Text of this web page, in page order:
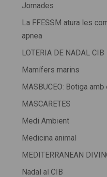
Jornades
La FFESSM atura les
apnea
LOTERIA DE NADAL CIB
Mamífers marins
MASBUCEO: Botiga
MASCARETES
Medi Ambient
Medicina animal
MEDITERRANEAN
Nadal al CIB